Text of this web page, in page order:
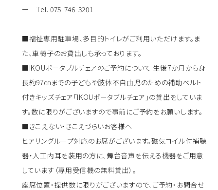
ー Tel. 075-746-3201
■福祉専用駐車場、多目的トイレがご利用いただけます。ま
た、車椅子のお貸出しも承っております。
■IKOUポータブルチェアのご予約について 生後7か月から身
長約97㎝までの子どもや肢体不自由児のための補助ベルト
付きキッズチェア「IKOUポータブルチェア」の貸出をしていま
す。数に限りがございますので事前にご予約をお願いします。
■きこえない・きこえづらいお客様へ
ヒアリングループ対応のお席がございます。磁気コイル付補聴
器・人工内耳を装用の方に、舞台音声を伝える機器をご用意
しています（専用受信機の無料貸出）。
座席位置・提供数に限りがございますので、ご予約・お問合せ